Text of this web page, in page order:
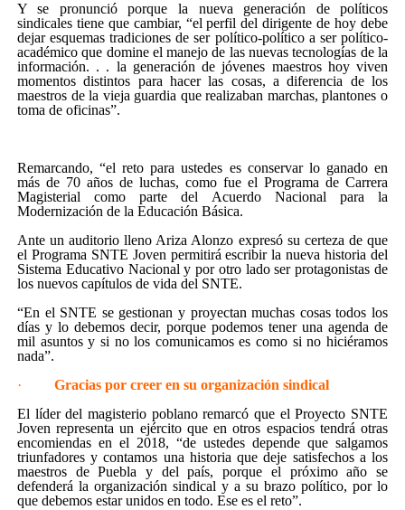
Y se pronunció porque la nueva generación de políticos
sindicales tiene que cambiar, “el perfil del dirigente de hoy debe
dejar esquemas tradiciones de ser político-político a ser político-
académico que domine el manejo de las nuevas tecnologías de la
información. . . la generación de jóvenes maestros hoy viven
momentos distintos para hacer las cosas, a diferencia de los
maestros de la vieja guardia que realizaban marchas, plantones o
toma de oficinas”.
Remarcando, “el reto para ustedes es conservar lo ganado en
más de 70 años de luchas, como fue el Programa de Carrera
Magisterial como parte del Acuerdo Nacional para la
Modernización de la Educación Básica.
Ante un auditorio lleno Ariza Alonzo expresó su certeza de que
el Programa SNTE Joven permitirá escribir la nueva historia del
Sistema Educativo Nacional y por otro lado ser protagonistas de
los nuevos capítulos de vida del SNTE.
“En el SNTE se gestionan y proyectan muchas cosas todos los
días y lo debemos decir, porque podemos tener una agenda de
mil asuntos y si no los comunicamos es como si no hiciéramos
nada”.
· Gracias por creer en su organización sindical
El líder del magisterio poblano remarcó que el Proyecto SNTE
Joven representa un ejército que en otros espacios tendrá otras
encomiendas en el 2018, “de ustedes depende que salgamos
triunfadores y contamos una historia que deje satisfechos a los
maestros de Puebla y del país, porque el próximo año se
defenderá la organización sindical y a su brazo político, por lo
que debemos estar unidos en todo. Ese es el reto”.